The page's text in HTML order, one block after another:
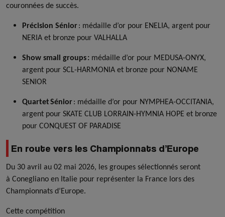
couronnées de succès.
Précision Sénior: médaille d’or pour ENELIA, argent pour
NERIA et bronze pour VALHALLA
Show small groups : médaille d’or pour MEDUSA-ONYX,
argent pour SCL-HARMONIA et bronze pour NONAME
SENIOR
Quartet Sénior: médaille d’or pour NYMPHEA-OCCITANIA,
argent pour SKATE CLUB LORRAIN-HYMNIA HOPE et bronze
pour CONQUEST OF PARADISE
En route vers les Championnats d’Europe
Du 30 avril au 02 mai 2026, les groupes sélectionnés seront
à Conegliano en Italie pour représenter la France lors des
Championnats d’Europe.
Cette compétition